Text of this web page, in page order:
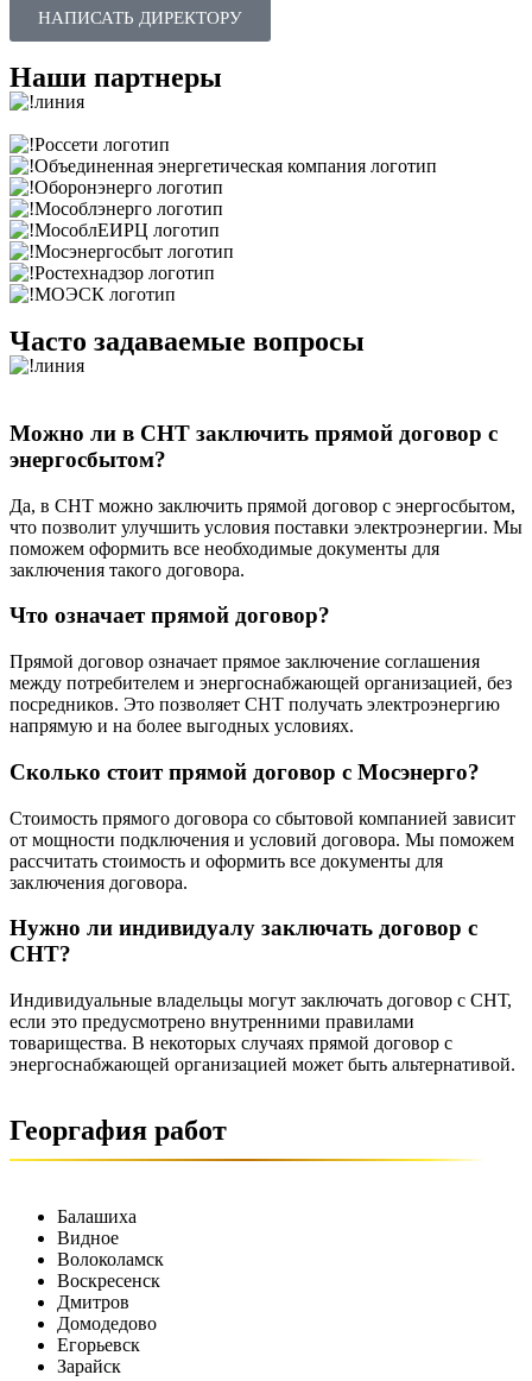
НАПИСАТЬ ДИРЕКТОРУ
Наши партнеры
Часто задаваемые вопросы
Можно ли в СНТ заключить прямой договор с
энергосбытом?
Да, в СНТ можно заключить прямой договор с энергосбытом,
что позволит улучшить условия поставки электроэнергии. Мы
поможем оформить все необходимые документы для
заключения такого договора.
Что означает прямой договор?
Прямой договор означает прямое заключение соглашения
между потребителем и энергоснабжающей организацией, без
посредников. Это позволяет СНТ получать электроэнергию
напрямую и на более выгодных условиях.
Сколько стоит прямой договор с Мосэнерго?
Стоимость прямого договора со сбытовой компанией зависит
от мощности подключения и условий договора. Мы поможем
рассчитать стоимость и оформить все документы для
заключения договора.
Нужно ли индивидуалу заключать договор с
СНТ?
Индивидуальные владельцы могут заключать договор с СНТ,
если это предусмотрено внутренними правилами
товарищества. В некоторых случаях прямой договор с
энергоснабжающей организацией может быть альтернативой.
Георгафия работ
Балашиха
Видное
Волоколамск
Воскресенск
Дмитров
Домодедово
Егорьевск
Зарайск